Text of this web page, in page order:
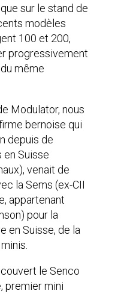
sur le stand de
modèles
100 et 200,
progressivement
même
Modulator, nous
bernoise qui
depuis de
en Suisse
venait de
la Sems (ex-CII
appartenant
pour la
en Suisse, de la
le Senco
premier mini